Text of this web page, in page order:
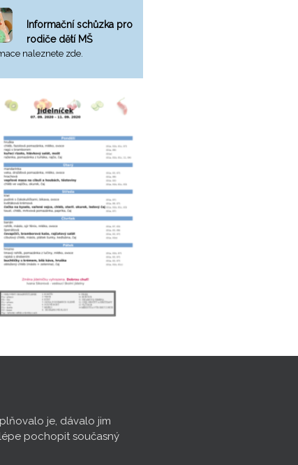
Informační schůzka pro
rodiče dětí MŠ
naleznete zde.
je, dávalo jim
pochopit současný